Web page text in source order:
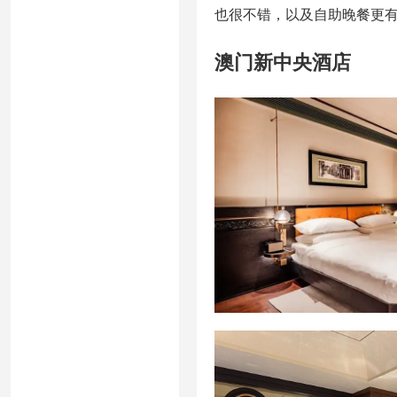
也很不错，以及自助晚餐更
澳门新中央酒店